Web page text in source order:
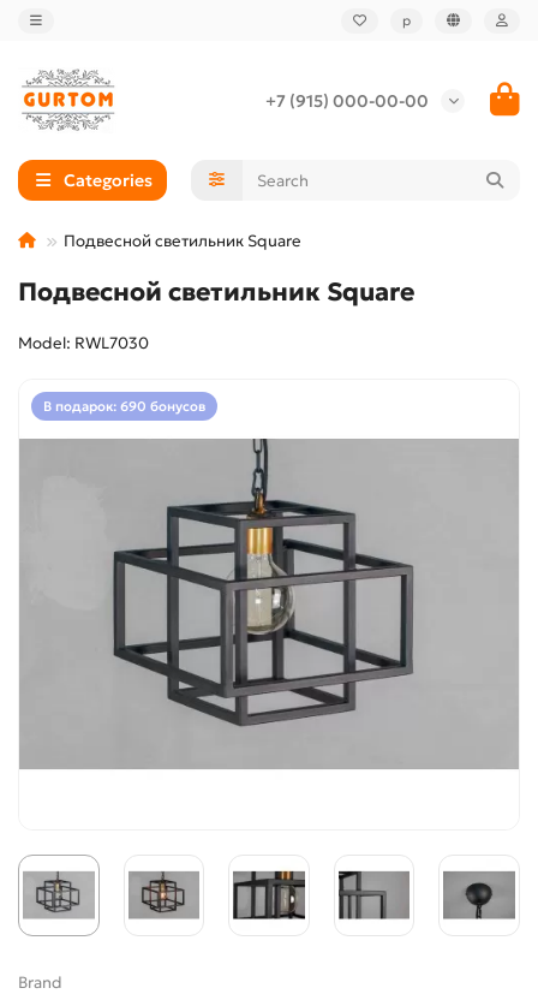
р
+7 (915) 000-00-00
Categories
Подвесной светильник Square
Подвесной светильник Square
Model: RWL7030
В подарок: 690 бонусов
Brand